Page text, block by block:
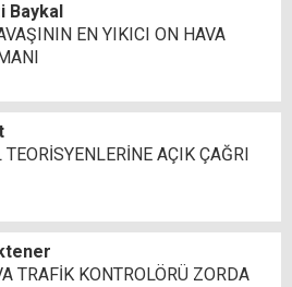
Baykal
EN YIKICI ON HAVA
AÇIK ÇAĞRI
TRAFİK KONTROLÖRÜ ZORDA